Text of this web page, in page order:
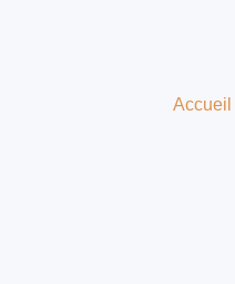
Accueil